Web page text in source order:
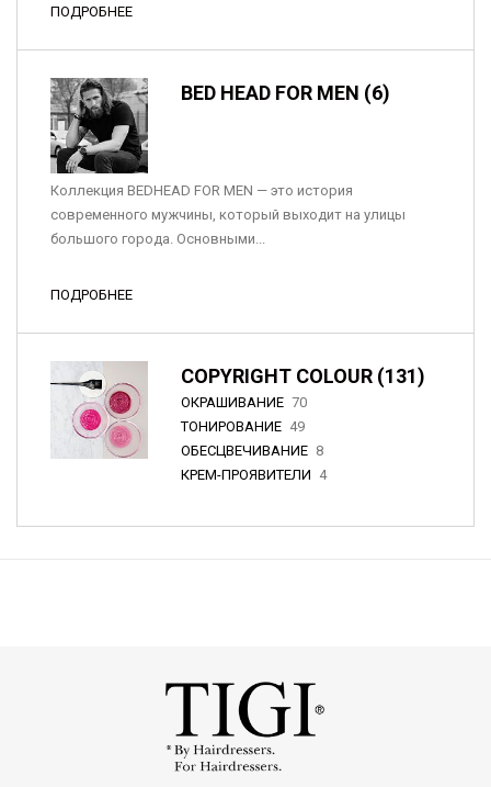
ПОДРОБНЕЕ
BED HEAD FOR MEN (6)
Коллекция BEDHEAD FOR MEN — это история
современного мужчины, который выходит на улицы
большого города. Основными...
ПОДРОБНЕЕ
COPYRIGHT COLOUR (131)
ОКРАШИВАНИЕ 70
ТОНИРОВАНИЕ 49
ОБЕСЦВЕЧИВАНИЕ 8
КРЕМ-ПРОЯВИТЕЛИ 4